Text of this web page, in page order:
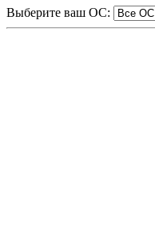
Выберите ваш ОС: